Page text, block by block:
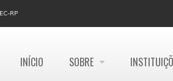
RP
INÍCIO SOBRE